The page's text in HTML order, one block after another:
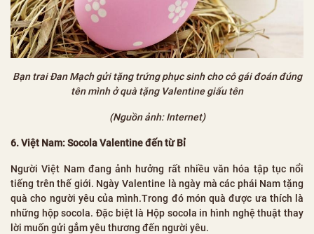
Bạn trai Đan Mạch gửi tặng trứng phục sinh cho cô gái đoán đúng
tên mình ở quà tặng Valentine giấu tên
(Nguồn ảnh: Internet)
6. Việt Nam: Socola Valentine đến từ Bỉ
Người Việt Nam đang ảnh hưởng rất nhiều văn hóa tập tục nổi
tiếng trên thế giới. Ngày Valentine là ngày mà các phái Nam tặng
quà cho người yêu của mình.Trong đó món quà được ưa thích là
những hộp socola. Đặc biệt là Hộp socola in hình nghệ thuật thay
lời muốn gửi gắm yêu thương đến người yêu.